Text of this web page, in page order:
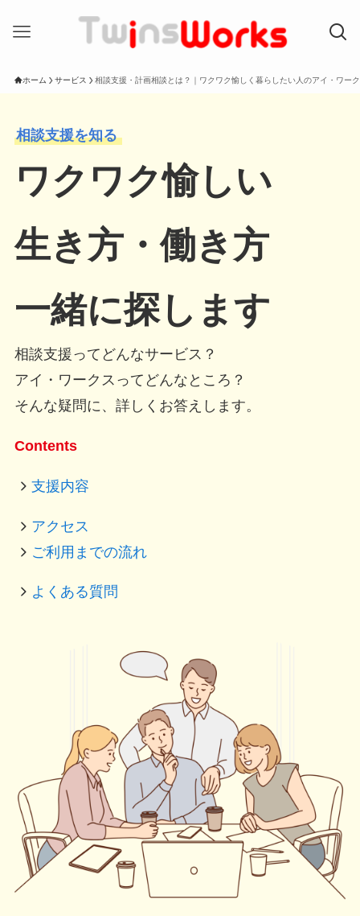
ホーム サービス 相談支援・計画相談とは？｜ワクワク愉しく暮らしたい人のアイ・ワー
相談支援を知る
ワクワク愉しい
生き方・働き方
一緒に探します
相談支援ってどんなサービス？
アイ・ワークスってどんなところ？
そんな疑問に、詳しくお答えします。
Contents
支援内容
アクセス
ご利用までの流れ
よくある質問